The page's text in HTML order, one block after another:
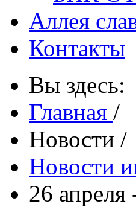
Аллея
Контакты
Вы здесь:
Главная /
Новости /
Новости
26 апреля